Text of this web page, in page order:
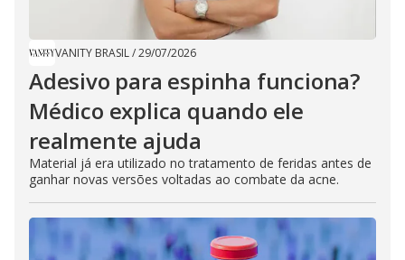
VANITY BRASIL/29/07/2026
Adesivo para espinha funciona?
Médico explica quando ele
realmente ajuda
Material já era utilizado no tratamento de feridas antes de
ganhar novas versões voltadas ao combate da acne.